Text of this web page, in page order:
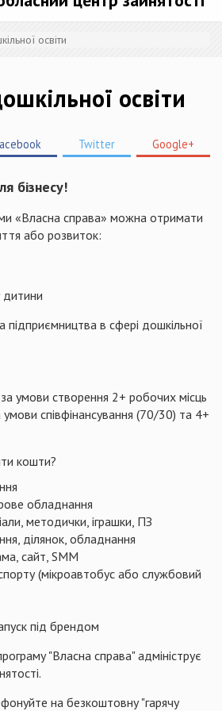
освіти
освіти
Twitter Google+
бізнесу!
«Власна справа» можна отримати
або розвиток:
дитини
підприємництва в сфері дошкільної
умови створення 2+ робочих місць
співфінансування (70/30) та 4+
кошти?
обладнання
методички, іграшки, ПЗ
ділянок, обладнання
сайт, SMM
(мікроавтобус або службовий
під брендом
"Власна справа" адмініструє
на безкоштовну "гарячу